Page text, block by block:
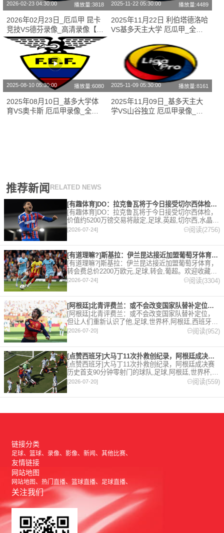
2026-02-23 04:30:00 播放量:3818
2026年02月23日_厄瓜甲 昆卡
竞技VS德芬录像_高清录像【全
场回放】
2025-11-22 05:30:00 播放量:4489
2025年11月22日 利伯塔德洛哈
VS基多天主大学 厄瓜甲_全场
2025-08-10 05:30:00 播放量:6080
2025年08月10日_基多大学体
育VS奥卡斯 厄瓜甲录像_全场
2025-11-09 05:30:00 播放量:8161
2025年11月09日_基多天主大
学VS山谷独立 厄瓜甲录像_全
推荐新闻 RELATED NEWS
[有趣体育]DO：拉克鲁瓦将于今日接受切尔西体检，价值约52
[有趣体育]DO：拉克鲁瓦将于今日接受切尔西体检，
价值约5200万镑交易将敲定,足球,英超,切尔西,水晶
宫,转会。欢迎收藏本站，24小时为你更新最新的足
[2026-07-24] 阅读(2756)
[有道理嘛?]斯基拉：伊兰昆达接近加盟葡萄牙体育，转会费总价
[有道理嘛?]斯基拉：伊兰昆达接近加盟葡萄牙体育，
转会费总价2200万欧元,足球,转会,葡超。欢迎收藏本
站，24小时为你更新最新的足球，篮球体育资讯。
[2026-07-24] 阅读(3304)
[阿根廷]北青评费兰：或不会改变国家队替补定位，但让人们重新
[阿根廷]北青评费兰：或不会改变国家队替补定位，
但让人们重新认识了他,足球,世界杯,阿根廷,西班牙。
欢迎收藏本站，24小时为你更新最新的足球，篮球体
育资讯。
[2026-07-20] 阅读(952)
[点赞西班牙]大马丁11次扑救创纪录，阿根廷成决赛历史首支9
[点赞西班牙]大马丁11次扑救创纪录，阿根廷成决赛
历史首支90分钟零射门的球队,足球,阿根廷,世界杯,西
班牙,点赞西班牙,点赞阿根廷,西甲,英超,阿斯顿维
拉。欢迎收藏本站，24小时为你更新最新的足球，篮
球体育资讯。
[2026-07-20] 阅读(559)
链接分类
足球 篮球 录像 影像 新闻 其他比赛
友情链接
网站地图
网站地图 热门直播 篮球直播 足球直播
关注我们